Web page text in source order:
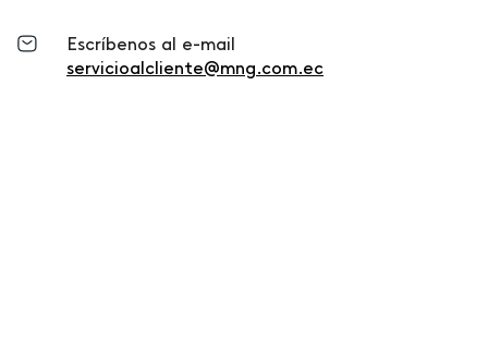
Escríbenos al e-mail
servicioalcliente@mng.com.ec